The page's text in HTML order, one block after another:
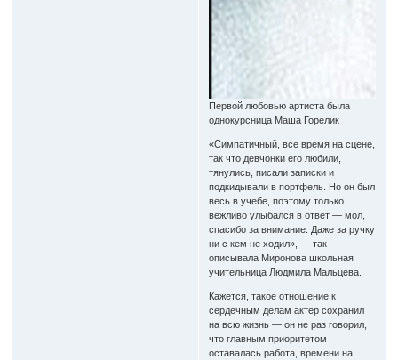
Первой любовью артиста была
однокурсница Маша Горелик
«Симпатичный, все время на сцене,
так что девчонки его любили,
тянулись, писали записки и
подкидывали в портфель. Но он был
весь в учебе, поэтому только
вежливо улыбался в ответ — мол,
спасибо за внимание. Даже за ручку
ни с кем не ходил», — так
описывала Миронова школьная
учительница Людмила Мальцева.
Кажется, такое отношение к
сердечным делам актер сохранил
на всю жизнь — он не раз говорил,
что главным приоритетом
оставалась работа, времени на